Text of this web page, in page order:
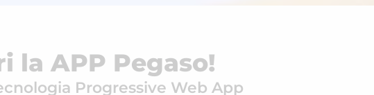
la APP Pegaso!
Progressive Web App